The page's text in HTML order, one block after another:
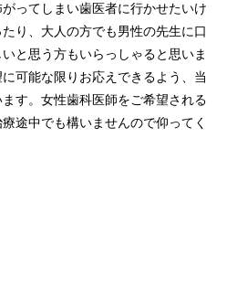
ってしまい歯医者に行かせたいけ
り、大人の方でも男性の先生に口
と思う方もいらっしゃると思いま
可能な限りお応えできるよう、当
す。女性歯科医師をご希望される
途中でも構いませんので仰ってく